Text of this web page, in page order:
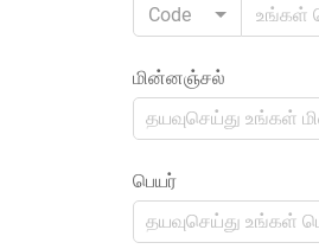
Code
மின்னஞ்சல்
பெயர்